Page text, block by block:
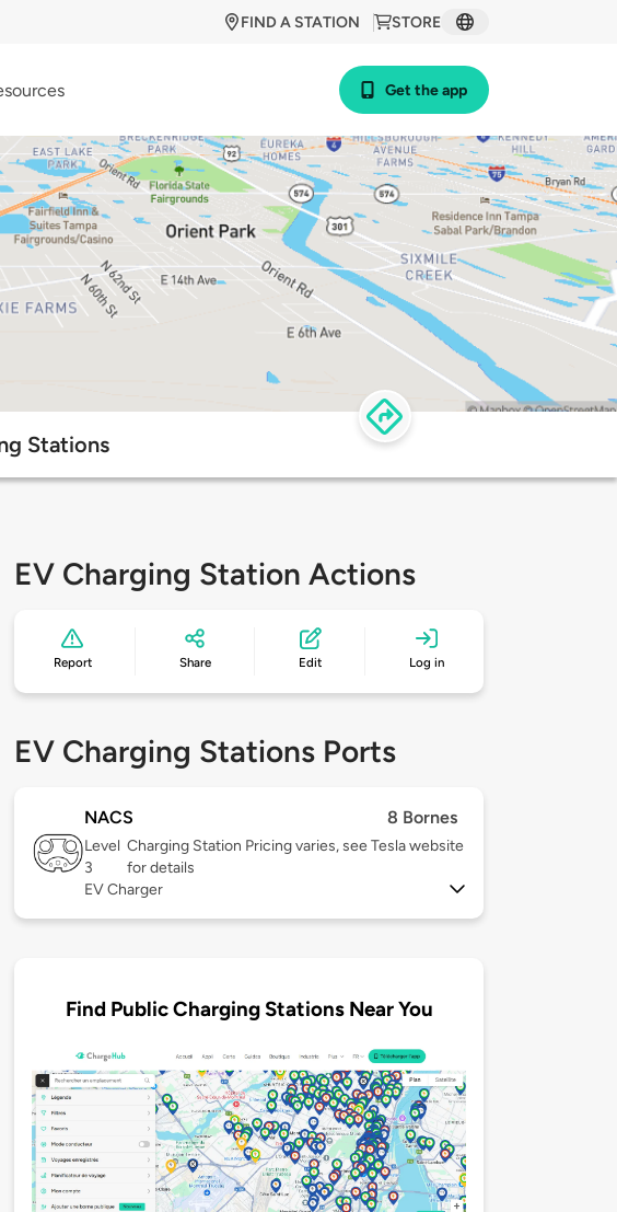
STORE
FIND A STATION
Get the app
Stations
EV Charging Station Actions
Report Share Edit Log in
EV Charging Stations Ports
NACS 8 Bornes
Level
3
Charging Station Pricing varies, see Tesla website
for details
EV Charger
Find Public Charging Stations Near You